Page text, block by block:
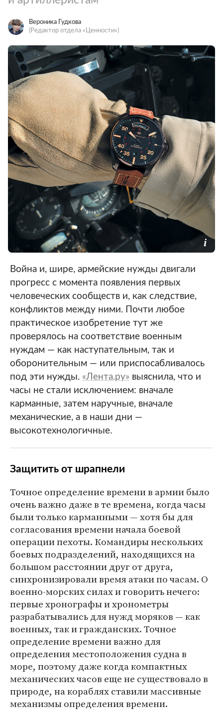
Вероника Гудкова
(Редактор отдела «Ценности»)
Война и, шире, армейские нужды двигали
прогресс с момента появления первых
человеческих сообществ и, как следствие,
конфликтов между ними. Почти любое
практическое изобретение тут же
проверялось на соответствие военным
нуждам — как наступательным, так и
оборонительным — или приспосабливалось
под эти нужды. «Лента.ру» выяснила, что и
часы не стали исключением: вначале
карманные, затем наручные, вначале
механические, а в наши дни —
высокотехнологичные.
Защитить от шрапнели
Точное определение времени в армии было
очень важно даже в те времена, когда часы
были только карманными — хотя бы для
согласования времени начала боевой
операции пехоты. Командиры нескольких
боевых подразделений, находящихся на
большом расстоянии друг от друга,
синхронизировали время атаки по часам. О
военно-морских силах и говорить нечего:
первые хронографы и хронометры
разрабатывались для нужд моряков — как
военных, так и гражданских. Точное
определение времени важно для
определения местоположения судна в
море, поэтому даже когда компактных
механических часов еще не существовало в
природе, на кораблях ставили массивные
механизмы определения времени.